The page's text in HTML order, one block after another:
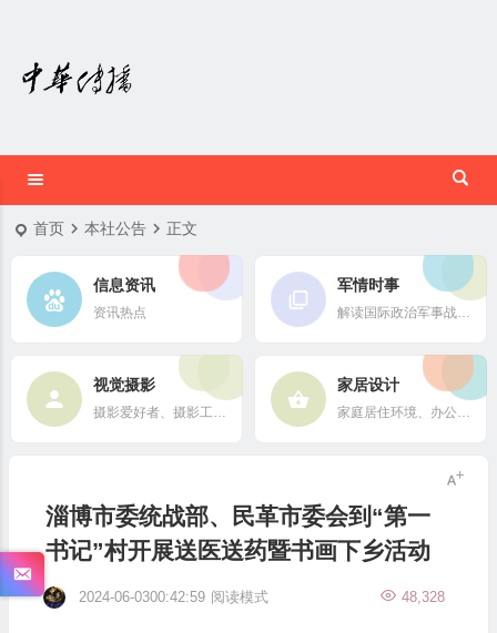
首页 本社公告 正文
信息资讯
资讯热点
军情时事
解读国际政治军事战略格局
视觉摄影
摄影爱好者、摄影工作者及摄影行业信息
家居设计
家庭居住环境、办公场所、公共空间陈设风格以设计搭配
淄博市委统战部、民革市委会到“第一
书记”村开展送医送药暨书画下乡活动
2024-06-0300:42:59 48,328
阅读模式